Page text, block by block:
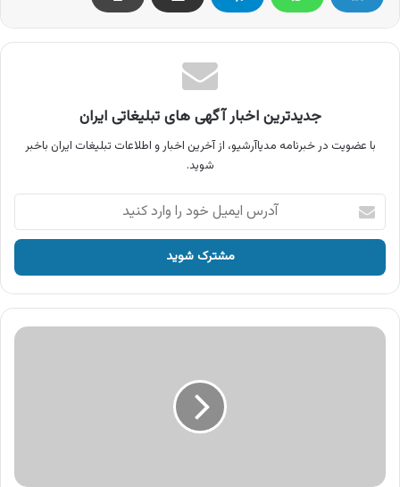
جدیدترین اخبار آگهی های تبلیغاتی ایران
با عضویت در خبرنامه مدیاآرشیو، از آخرین اخبار و اطلاعات تبلیغات ایران باخبر
شوید.
آدرس
ایمیل
خود
وارد
کنید
آگهی